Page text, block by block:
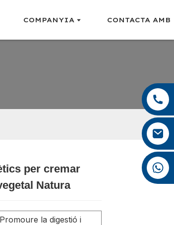
COMPANYIA CONTACTA AMB
Loading...
Loading...
per cremar
Natura
Promoure la digestió i